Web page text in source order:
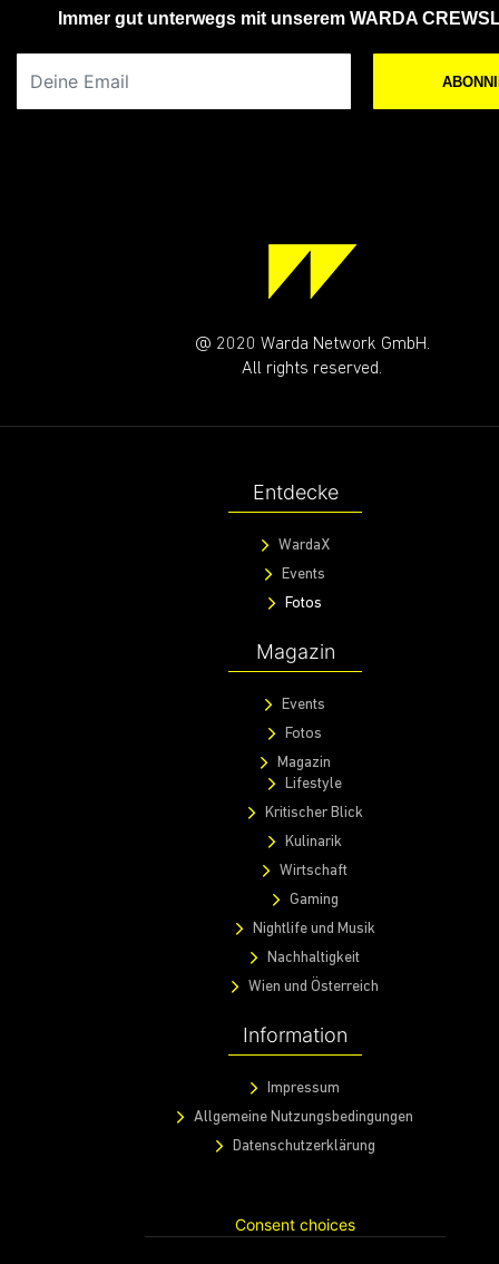
Immer gut unterwegs mit unserem WARDA
@ 2020 Warda Network GmbH.
All rights reserved.
Entdecke
WardaX
Events
Fotos
Magazin
Events
Fotos
Magazin
Lifestyle
Kritischer Blick
Kulinarik
Wirtschaft
Gaming
Nightlife und Musik
Nachhaltigkeit
Wien und Österreich
Information
Impressum
Allgemeine Nutzungsbedingungen
Datenschutzerklärung
Consent choices